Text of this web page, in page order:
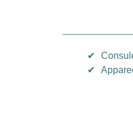
✔
✔